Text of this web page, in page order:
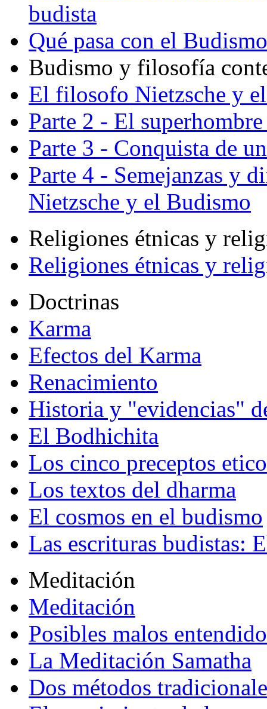
budista
Qué pasa con el
Budismo y filosofía
El filosofo Nietzsche y
Parte 2 - El
Parte 3 - Conquista de
Parte 4 - Semejanzas y
Nietzsche y el Budismo
Religiones étnicas y
Religiones étnicas y
Doctrinas
Karma
Efectos del Karma
Renacimiento
Historia y "evidencias"
El Bodhichita
Los cinco preceptos
Los textos del dharma
El cosmos en el budismo
Las escrituras budistas:
Meditación
Meditación
Posibles malos
La Meditación Samatha
Dos métodos